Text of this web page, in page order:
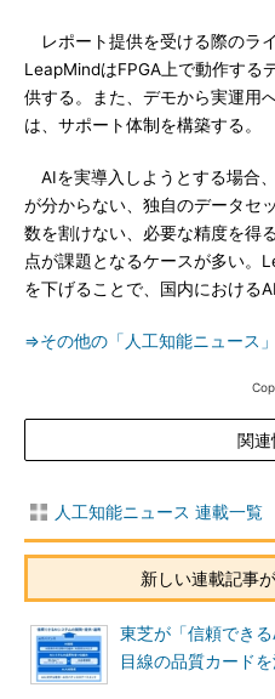
レポート提供を受ける際のラ
LeapMindはFPGA上で動作する
供する。また、デモから実運用
は、サポート体制を構築する。
AIを実導入しようとする場合
が分からない、独自のデータセ
数を割けない、必要な精度を得
点が課題となるケースが多い。
を下げることで、国内における
⇒その他の「人工知能ニュース
関連
人工知能ニュース 連載一覧
新しい連載記事
東芝が「信頼でき
目線の品質カードを